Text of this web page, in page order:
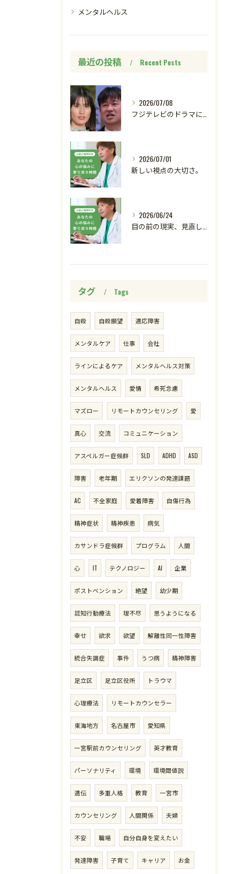
メンタルヘルス
最近の投稿 Recent Posts
2026/07/08
2026/07/01
新しい視点の大切さ。
2026/06/24
タグ Tags
自殺 自殺願望 適応障害
メンタルケア 仕事 会社
ラインによるケア メンタルヘルス対策
メンタルヘルス 愛情 希死念慮
マズロー リモートカウンセリング 愛
真心 交流 コミュニケーション
アスペルガー症候群 SLD ADHD ASD
障害 老年期 エリクソンの発達課題
AC 不全家庭 愛着障害 自傷行為
精神症状 精神疾患 病気
カサンドラ症候群 プログラム 人間
心 IT テクノロジー AI 企業
ポストベンション 絶望 幼少期
認知行動療法 理不尽 思うようになる
幸せ 欲求 欲望 解離性同一性障害
統合失調症 事件 うつ病 精神障害
足立区 足立区役所 トラウマ
心理療法 リモートカウンセラー
東海地方 名古屋市 愛知県
一宮駅前カウンセリング 英才教育
パーソナリティ 環境 環境閾値説
遺伝 多重人格 教育 一宮市
カウンセリング 人間関係 夫婦
不安 職場 自分自身を変えたい
発達障害 子育て キャリア お金
ご予約・お問い合わせはこちら
ご予約・お問い合わせはこちら